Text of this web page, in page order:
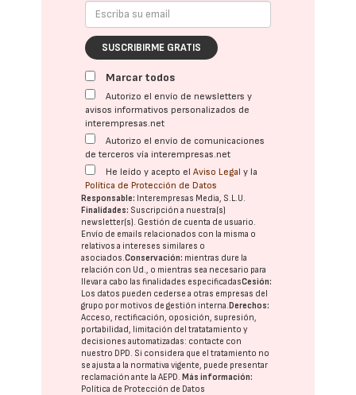
SUSCRIBIRME GRATIS
Marcar todos
Autorizo el envío de newsletters y
avisos informativos personalizados de
interempresas.net
Autorizo el envío de comunicaciones
de terceros vía interempresas.net
He leído y acepto elAviso Legal y la
Política de Protección de Datos
Responsable: Interempresas Media, S.L.U.
Finalidades: Suscripción a nuestra(s)
newsletter(s). Gestión de cuenta de usuario.
Envío de emails relacionados con la misma o
relativos a intereses similares o
asociados.Conservación: mientras dure la
relación con Ud., o mientras sea necesario para
llevar a cabo las finalidades especificadasCesión:
Los datos pueden cederse a otras empresas del
grupo por motivos de gestión interna.Derechos:
Acceso, rectificación, oposición, supresión,
portabilidad, limitación del tratatamiento y
decisiones automatizadas: contacte con
nuestro DPD. Si considera que el tratamiento no
se ajusta a la normativa vigente, puede presentar
reclamación ante laAEPD.Más información:
Política de Protección de Datos